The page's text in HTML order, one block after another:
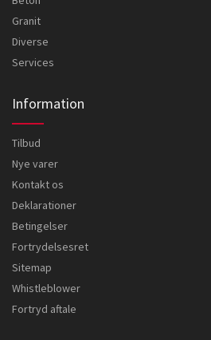
Granit
Diverse
Services
Information
Tilbud
Nye varer
Kontakt os
Deklarationer
Betingelser
Fortrydelsesret
Sitemap
Whistleblower
Fortryd aftale